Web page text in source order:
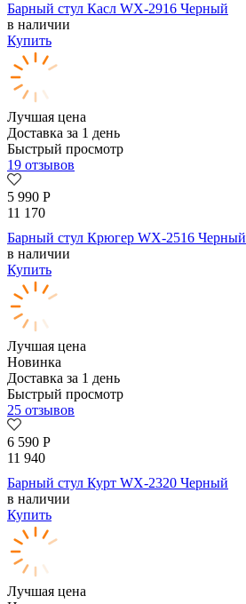
Барный стул Касл WX-2916 Черный
в наличии
Купить
Лучшая цена
Доставка за 1 день
Быстрый просмотр
19 отзывов
5 990 Р
11 170
Барный стул Крюгер WX-2516 Черный
в наличии
Купить
Лучшая цена
Новинка
Доставка за 1 день
Быстрый просмотр
25 отзывов
6 590 Р
11 940
Барный стул Курт WX-2320 Черный
в наличии
Купить
Лучшая цена